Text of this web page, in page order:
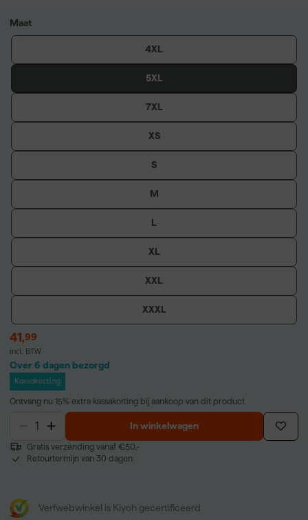
Maat
4XL
5XL
7XL
XS
S
M
L
XL
XXL
XXXL
41,99
incl. BTW
Over 6 dagen bezorgd
Kassakorting
Ontvang nu 15% extra kassakorting bij aankoop van dit product.
In winkelwagen
Gratis verzending vanaf €50,-
Retourtermijn van 30 dagen
Verfwebwinkel is Kiyoh gecertificeerd